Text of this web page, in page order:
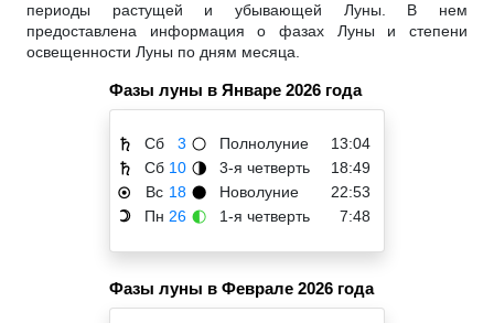
периоды растущей и убывающей Луны. В нем
предоставлена информация о фазах Луны и степени
освещенности Луны по дням месяца.
Фазы луны в Январе 2026 года
♄ Сб 3 🌕 Полнолуние 13:04
♄ Сб 10 🌗 3-я четверть 18:49
☉ Вс 18 🌑 Новолуние 22:53
☽ Пн 26 🌓 1-я четверть 7:48
Фазы луны в Феврале 2026 года